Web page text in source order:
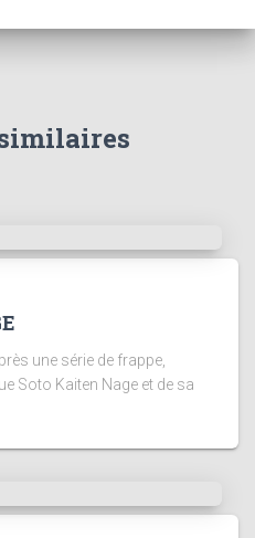
une série de frappe,
Soto Kaiten Nage et de sa